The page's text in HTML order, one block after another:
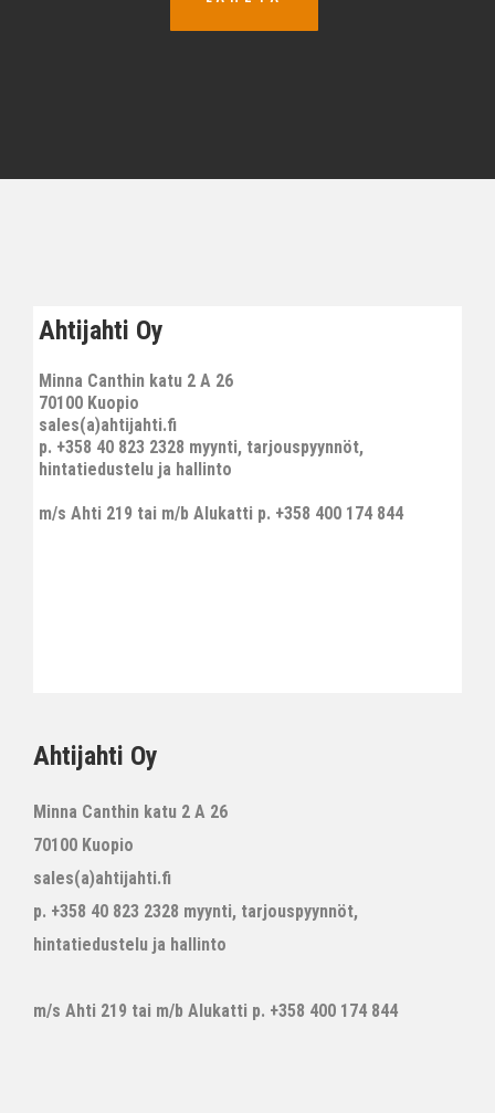
Ahtijahti Oy
Minna Canthin katu 2 A 26
70100 Kuopio
sales(a)ahtijahti.fi
p. +358 40 823 2328 myynti, tarjouspyynnöt,
hintatiedustelu ja hallinto
m/s Ahti 219 tai m/b Alukatti p. +358 400 174 844
Ahtijahti Oy
Minna Canthin katu 2 A 26
70100 Kuopio
sales(a)ahtijahti.fi
p. +358 40 823 2328 myynti, tarjouspyynnöt,
hintatiedustelu ja hallinto
m/s Ahti 219 tai m/b Alukatti p. +358 400 174 844